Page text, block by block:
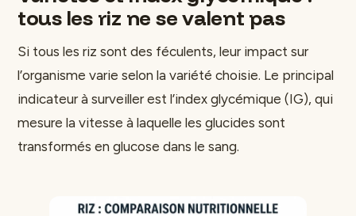
tous les riz ne se valent pas
Si tous les riz sont des féculents, leur impact sur
l’organisme varie selon la variété choisie. Le principal
indicateur à surveiller est l’index glycémique (IG), qui
mesure la vitesse à laquelle les glucides sont
transformés en glucose dans le sang.